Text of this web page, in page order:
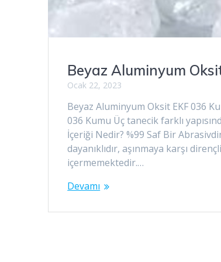
Beyaz Aluminyum
Ocak 22, 2023
Beyaz Aluminyum Oksit EKF 036
036 Kumu Üç tanecik farklı
İçeriği Nedir? %99 Saf Bir
dayanıklıdır, aşınmaya karşı
içermemektedir.…
Devamı